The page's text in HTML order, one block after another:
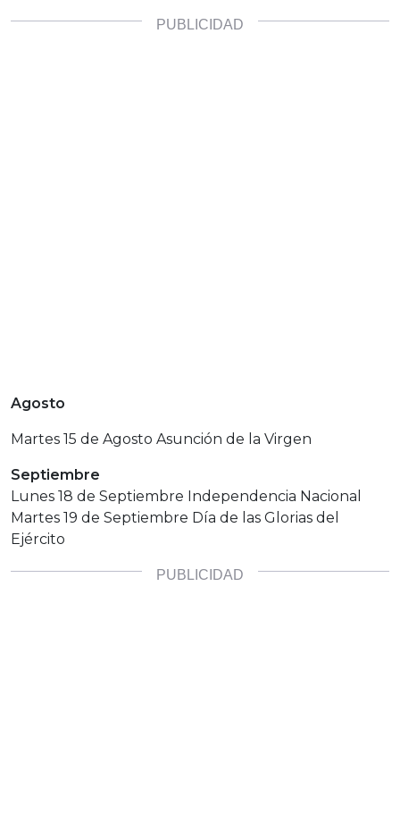
Agosto
Martes 15 de Agosto Asunción de la Virgen
Septiembre
Lunes 18 de Septiembre Independencia Nacional
Martes 19 de Septiembre Día de las Glorias del
Ejército